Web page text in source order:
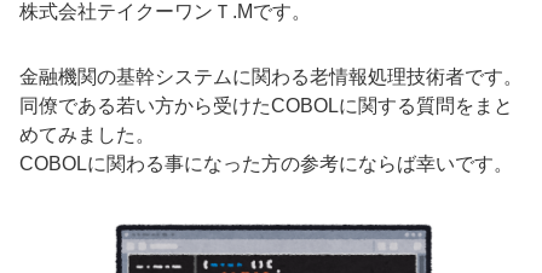
株式会社テイクーワンＴ.Mです。
金融機関の基幹システムに関わる老情報処理技術者です。
同僚である若い方から受けたCOBOLに関する質問をまと
めてみました。
COBOLに関わる事になった方の参考にならば幸いです。